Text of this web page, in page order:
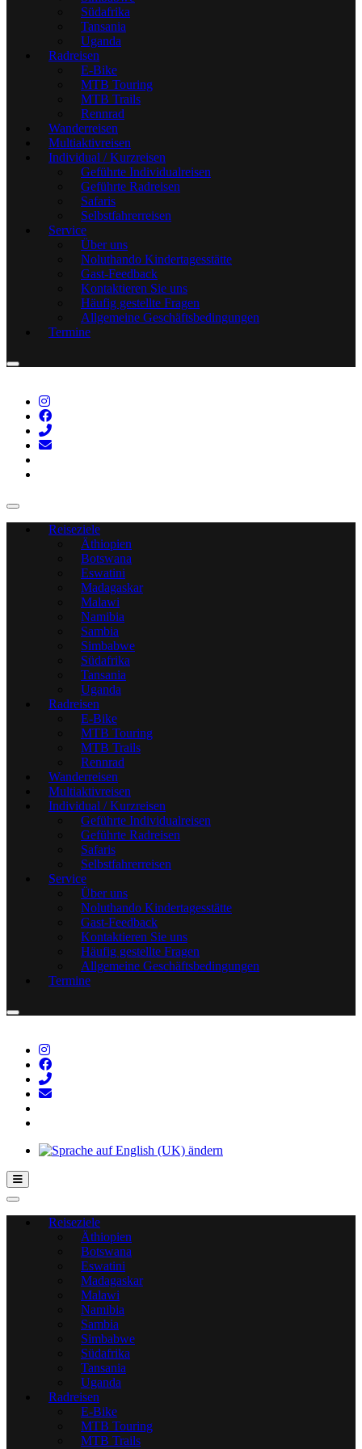
Südafrika
Tansania
Uganda
Radreisen
E-Bike
MTB Touring
MTB Trails
Rennrad
Wanderreisen
Multiaktivreisen
Individual / Kurzreisen
Geführte Individualreisen
Geführte Radreisen
Safaris
Selbstfahrerreisen
Service
Über uns
Noluthando Kindertagesstätte
Gast-Feedback
Kontaktieren Sie uns
Häufig gestellte Fragen
Allgemeine Geschäftsbedingungen
Termine
Reiseziele
Äthiopien
Botswana
Eswatini
Madagaskar
Malawi
Namibia
Sambia
Simbabwe
Südafrika
Tansania
Uganda
Radreisen
E-Bike
MTB Touring
MTB Trails
Rennrad
Wanderreisen
Multiaktivreisen
Individual / Kurzreisen
Geführte Individualreisen
Geführte Radreisen
Safaris
Selbstfahrerreisen
Service
Über uns
Noluthando Kindertagesstätte
Gast-Feedback
Kontaktieren Sie uns
Häufig gestellte Fragen
Allgemeine Geschäftsbedingungen
Termine
Hamburger Toggle-Menü
Reiseziele
Äthiopien
Botswana
Eswatini
Madagaskar
Malawi
Namibia
Sambia
Simbabwe
Südafrika
Tansania
Uganda
Radreisen
E-Bike
MTB Touring
MTB Trails